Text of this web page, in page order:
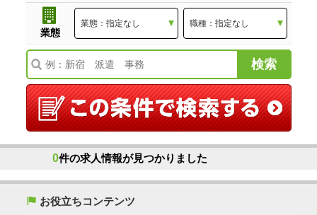
業態
0件の求人情報が見つかりました
( お役立ちコンテンツ